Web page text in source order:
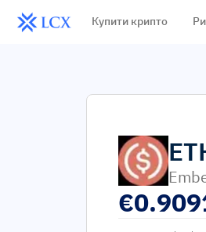
Купити крипто
€